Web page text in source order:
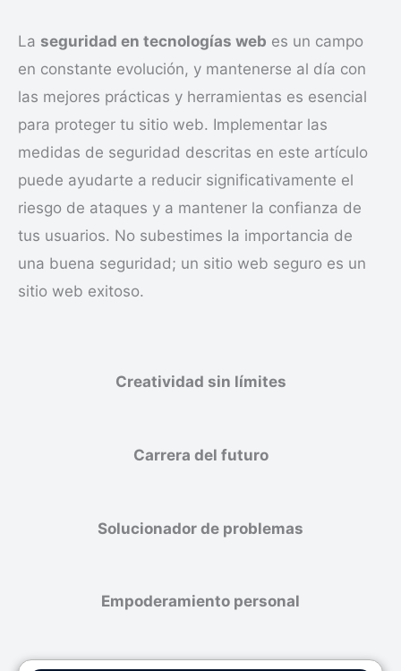
La seguridad en tecnologías web es un campo
en constante evolución, y mantenerse al día con
las mejores prácticas y herramientas es esencial
para proteger tu sitio web. Implementar las
medidas de seguridad descritas en este artículo
puede ayudarte a reducir significativamente el
riesgo de ataques y a mantener la confianza de
tus usuarios. No subestimes la importancia de
una buena seguridad; un sitio web seguro es un
sitio web exitoso.
Creatividad sin límites
Carrera del futuro
Solucionador de problemas
Empoderamiento personal